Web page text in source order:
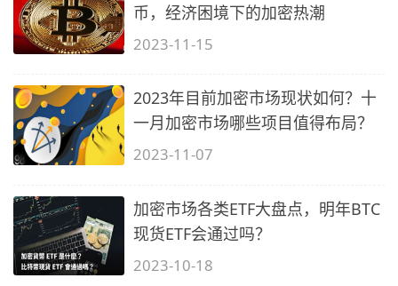
币，经济困境下的加密热潮
2023-11-15
2023年目前加密市场现状如何？十
一月加密市场哪些项目值得布局？
2023-11-07
加密市场各类ETF大盘点，明年BTC
现货ETF会通过吗？
2023-10-18